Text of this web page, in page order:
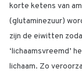
korte ketens van
(glutaminezuur)
zijn de eiwitten
‘lichaamsvreemd’
lichaam. Zo